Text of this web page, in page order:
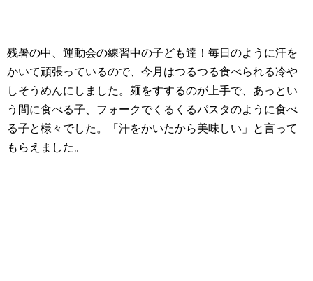
残暑の中、運動会の練習中の子ども達！毎日のように汗を
かいて頑張っているので、今月はつるつる食べられる冷や
しそうめんにしました。麺をすするのが上手で、あっとい
う間に食べる子、フォークでくるくるパスタのように食べ
る子と様々でした。「汗をかいたから美味しい」と言って
もらえました。